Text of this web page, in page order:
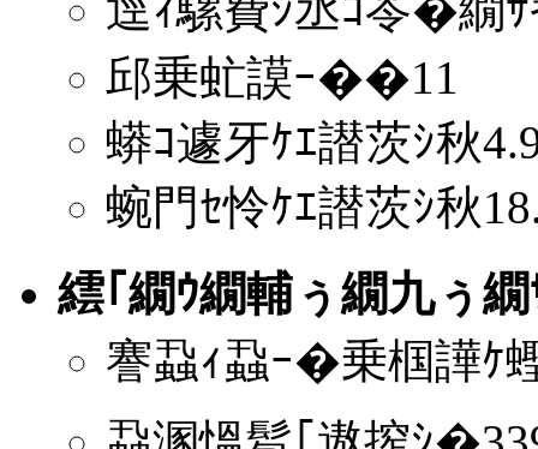
邱乗虻謨ｰ��11
蟒ｺ遽牙ｹｴ譛茨ｼ秋
蜿門ｾ怜ｹｴ譛茨ｼ秋
繧｢繝ｳ繝輔ぅ繝九ぅ
謇蝨ｨ蝨ｰ�乗椢譁ｹ